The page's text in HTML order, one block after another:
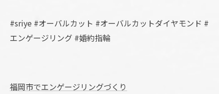
#sriye #オーバルカット #オーバルカットダイヤモンド #
エンゲージリング #婚約指輪
福岡市でエンゲージリングづくり